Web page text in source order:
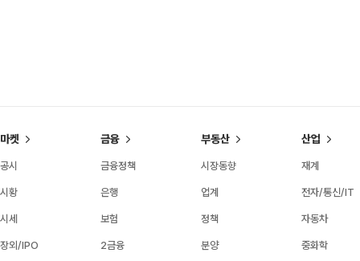
마켓
공시
시황
시세
장외/IPO
금융
금융정책
은행
보험
2금융
부동산
시장동향
업계
정책
분양
산업
재계
전자/통신/IT
자동차
중화학